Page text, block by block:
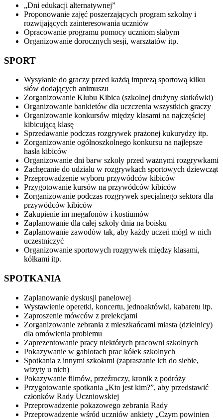
„Dni edukacji alternatywnej”
Proponowanie zajęć poszerzających program szkolny i
rozwijających zainteresowania uczniów
Opracowanie programu pomocy uczniom słabym
Organizowanie dorocznych sesji, warsztatów itp.
SPORT
Wysyłanie do graczy przed każdą imprezą sportową kilku
słów dodających animuszu
Zorganizowanie Klubu Kibica (szkolnej drużyny siatkówki)
Organizowanie bankietów dla uczczenia wszystkich graczy
Organizowanie konkursów między klasami na najczęściej
kibicującą klasę
Sprzedawanie podczas rozgrywek prażonej kukurydzy itp.
Zorganizowanie ogólnoszkolnego konkursu na najlepsze
hasła kibiców
Organizowanie dni barw szkoły przed ważnymi rozgrywkami
Zachęcanie do udziału w rozgrywkach sportowych dziewcząt
Przeprowadzenie wyboru przywódców kibiców
Przygotowanie kursów na przywódców kibiców
Zorganizowanie podczas rozgrywek specjalnego sektora dla
przywódców kibiców
Zakupienie im megafonów i kostiumów
Zaplanowanie dla całej szkoły dnia na boisku
Zaplanowanie zawodów tak, aby każdy uczeń mógł w nich
uczestniczyć
Organizowanie sportowych rozgrywek między klasami,
kółkami itp.
SPOTKANIA
Zaplanowanie dyskusji panelowej
Wystawienie operetki, koncertu, jednoaktówki, kabaretu itp.
Zaproszenie mówców z prelekcjami
Zorganizowanie zebrania z mieszkańcami miasta (dzielnicy)
dla omówienia problemu
Zaprezentowanie pracy niektórych pracowni szkolnych
Pokazywanie w gablotach prac kółek szkolnych
Spotkania z innymi szkołami (zapraszanie ich do siebie,
wizyty u nich)
Pokazywanie filmów, przeźroczy, kronik z podróży
Przygotowanie spotkania „Kto jest kim?”, aby przedstawić
członków Rady Uczniowskiej
Przeprowadzenie pokazowego zebrania Rady
Przeprowadzenie wśród uczniów ankiety „Czym powinien